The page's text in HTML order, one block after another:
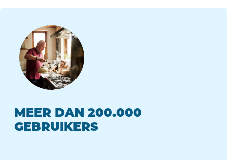
MEER DAN 200.000
GEBRUIKERS